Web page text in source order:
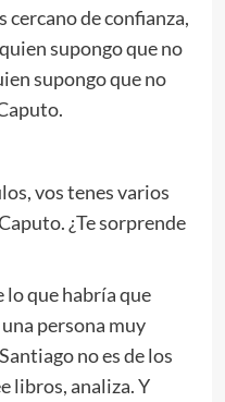
cercano de confianza,
supongo que no
supongo que no
vos tenes varios
¿Te sorprende
que habría que
persona muy
no es de los
libros, analiza. Y